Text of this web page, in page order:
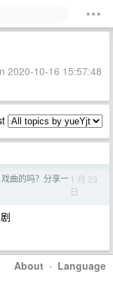
2020-10-16 15:57:48
曲的吗？分享一 1 月 23
日
About · Language